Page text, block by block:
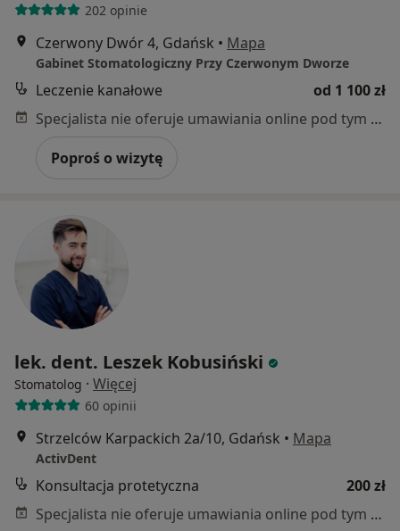
202 opinie
Czerwony Dwór 4, Gdańsk • Mapa
Gabinet Stomatologiczny Przy Czerwonym Dworze
Leczenie kanałowe
od 1 100 zł
Specjalista nie oferuje umawiania online pod tym adresem.
Poproś o wizytę
lek. dent. Leszek Kobusiński
Stomatolog · Więcej
60 opinii
Strzelców Karpackich 2a/10, Gdańsk • Mapa
ActivDent
Konsultacja protetyczna
200 zł
Specjalista nie oferuje umawiania online pod tym adresem.